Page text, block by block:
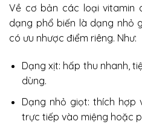
Về cơ bản các loại vitamin
dạng phổ biến là dạng nhỏ
có ưu nhược điểm riêng. Như:
Dạng xịt: hấp thu nhanh,
dùng.
Dạng nhỏ giọt: thích hợp
trực tiếp vào miệng hoặc